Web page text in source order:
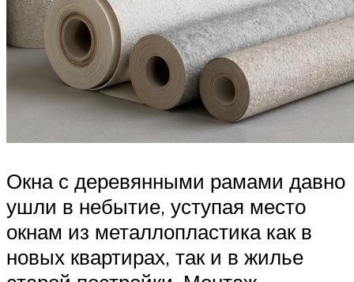
Окна с деревянными рамами давно
ушли в небытие, уступая место
окнам из металлопластика как в
новых квартирах, так и в жилье